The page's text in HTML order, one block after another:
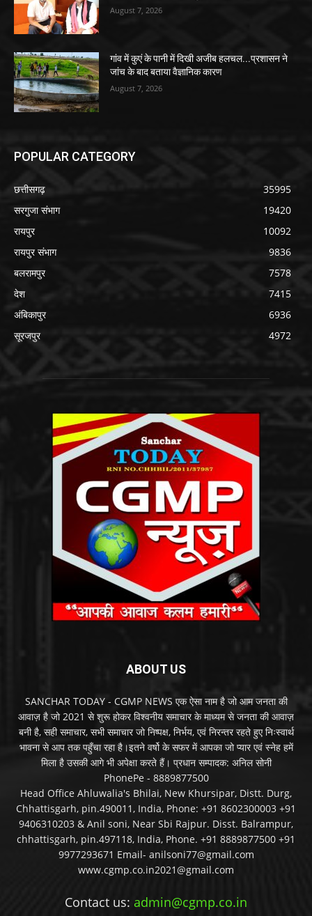
August 7, 2026
गांव में कुएं के पानी में दिखी अजीब हलचल...प्रशासन ने
जांच के बाद बताया वैज्ञानिक कारण
August 7, 2026
POPULAR CATEGORY
छत्तीसगढ़
35995
सरगुजा संभाग
19420
रायपुर
10092
रायपुर संभाग
9836
बलरामपुर
7578
देश
7415
अंबिकापुर
6936
सूरजपुर
4972
ABOUT US
SANCHAR TODAY - CGMP NEWS एक ऐसा नाम है जो आम जनता की
आवाज़ है जो 2021 से शुरू होकर विश्वनीय समाचार के माध्यम से जनता की आवाज़
बनी है, सही समाचार, सभी समाचार जो निष्पक्ष, निर्भय, एवं निरन्तर रहते हुए निःस्वार्थ
भावना से आप तक पहुँचा रहा है।इतने वर्षो के सफर में आपका जो प्यार एवं स्नेह हमें
मिला है उसकी आगे भी अपेक्षा करते हैं। प्रधान सम्पादक: अनिल सोनी
PhonePe - 8889877500
Head Office Ahluwalia's Bhilai, New Khursipar, Distt. Durg,
Chhattisgarh, pin.490011, India, Phone: +91 8602300003 +91
9406310203 & Anil soni, Near Sbi Rajpur. Disst. Balrampur,
chhattisgarh, pin.497118, India, Phone. +91 8889877500 +91
9977293671 Email- anilsoni77@gmail.com
www.cgmp.co.in2021@gmail.com
Contact us: admin@cgmp.co.in